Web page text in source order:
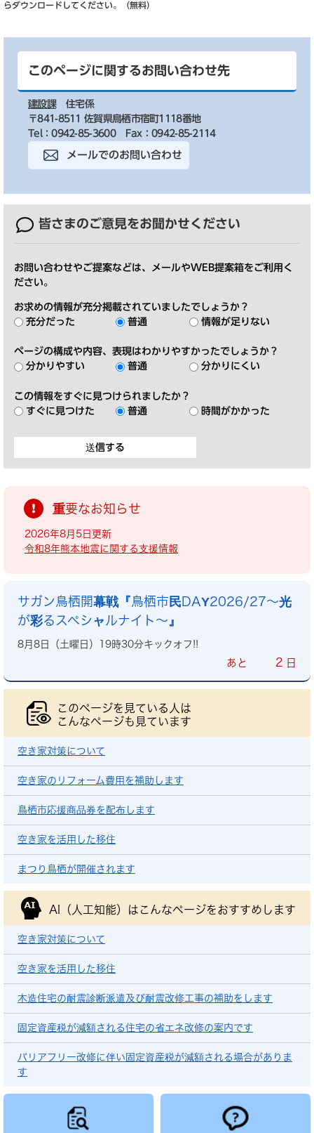
らダウンロードしてください。（無料）
このページに関するお問い合わせ先
建設課
住宅係
〒841-8511 佐賀県鳥栖市宿町1118番地
Tel：0942-85-3600
Fax：0942-85-2114
メールでのお問い合わせ
皆さまのご意見をお聞かせください
お問い合わせやご提案などは、メールやWEB提案箱をご利用く
ださい。
お求めの情報が充分掲載されていましたでしょうか？
充分だった
普通 情報が足りない
ページの構成や内容、表現はわかりやすかったでしょうか？
分かりやすい
普通 分かりにくい
この情報をすぐに見つけられましたか？
すぐに見つけた
普通 時間がかかった
重要なお知らせ
2026年8月5日更新
令和8年熊本地震に関する支援情報
サガン鳥栖開幕戦『鳥栖市民DAY2026/27～光
が彩るスペシャルナイト～』
8月8日（土曜日）19時30分キックオフ!!
あと 2 日
このページを見ている人は
こんなページも見ています
空き家対策について
空き家のリフォーム費用を補助します
鳥栖市応援商品券を配布します
空き家を活用した移住
まつり鳥栖が開催されます
AI（人工知能）は こんなページをおすすめします
空き家対策について
空き家を活用した移住
木造住宅の耐震診断派遣及び耐震改修工事の補助をします
固定資産税が減額される住宅の省エネ改修の案内です
バリアフリー改修に伴い固定資産税が減額される場合がありま
す